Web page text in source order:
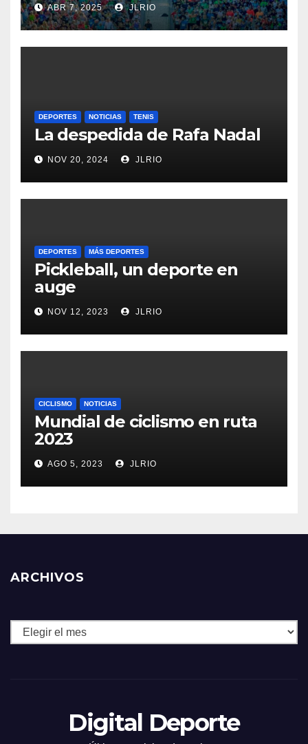
ABR 7, 2025 JLRIO
DEPORTES NOTICIAS TENIS
La despedida de Rafa Nadal
NOV 20, 2024 JLRIO
DEPORTES MÁS DEPORTES
Pickleball, un deporte en
auge
NOV 12, 2023 JLRIO
CICLISMO NOTICIAS
Mundial de ciclismo en ruta
2023
AGO 5, 2023 JLRIO
ARCHIVOS
Archivos
Digital Deporte